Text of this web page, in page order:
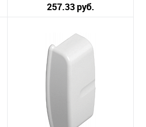
257.33 руб.
Количество:
К сравнению
В избранное
Под заказ